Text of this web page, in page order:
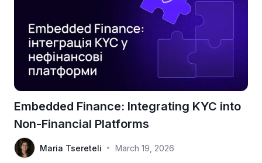
Embedded Finance: Integrating KYC into
Non-Financial Platforms
Maria Tsereteli • March 19, 2026